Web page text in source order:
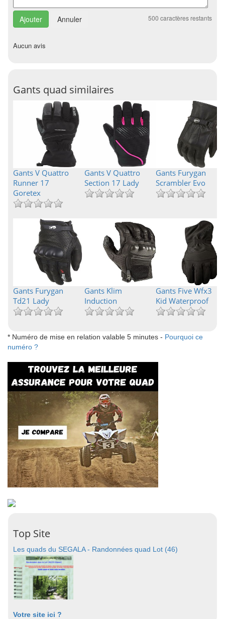
Annuler 500 caractères restants
Aucun avis
Gants quad similaires
Gants V Quattro
Runner 17
Goretex
Gants V Quattro
Section 17 Lady
Gants Furygan
Scrambler Evo
Gants Furygan
Td21 Lady
Gants Klim
Induction
Gants Five Wfx3
Kid Waterproof
* Numéro de mise en relation valable 5 minutes - Pourquoi ce
numéro ?
Top Site
Les quads du SEGALA - Randonnées quad Lot (46)
Votre site ici ?